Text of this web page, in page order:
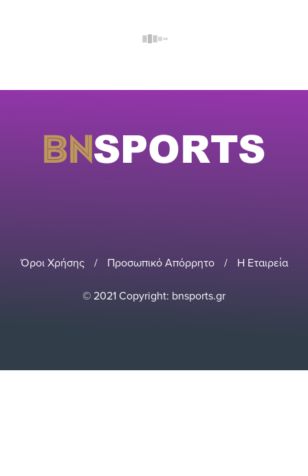
Όροι Χρήσης / Προσωπικό Απόρρητο / Η Εταιρεία
© 2021 Copyright: bnsports.gr